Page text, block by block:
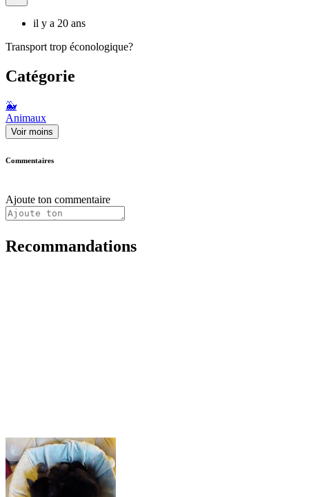
il y a 20 ans
Transport trop éconologique?
Catégorie
🐳
Animaux
Voir moins
Commentaires
Ajoute ton commentaire
Recommandations